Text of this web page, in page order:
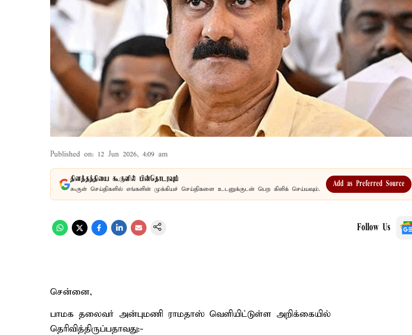
Published on: 12 Jun 2026, 4:09 am
தினத்தந்தியை கூகுளில் பின்தொடரவும்
கூகுள் செய்திகளில் எங்களின் முக்கியச் செய்திகளை உடனுக்குடன் பெற கிளிக் செய்யவும்.
Add as Preferred Source
Follow Us
சென்னை,
பாமக தலைவர் அன்புமணி ராமதாஸ் வெளியிட்டுள்ள அறிக்கையில்
தெரிவித்திருப்பதாவது:-